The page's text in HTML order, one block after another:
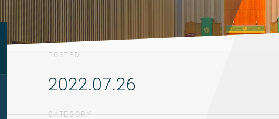
POSTED
2022.07.26
CATEGORY